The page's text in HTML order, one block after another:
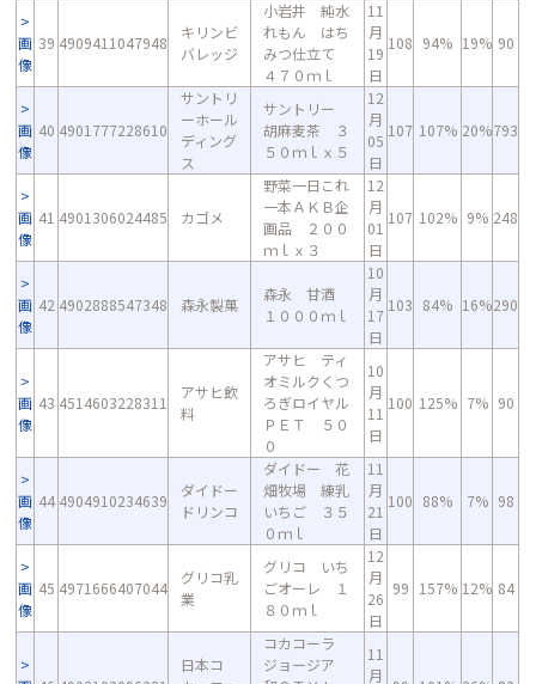
画
像
39 4909411047948
キリンビ
バレッジ
小岩井 純水
れもん はち
みつ仕立て
４７０ｍｌ
11
月
19
日
108 94% 19% 90
画
像
40 4901777228610
サントリ
ーホール
ディング
ス
サントリー
胡麻麦茶 ３
５０ｍｌｘ５
12
月
05
日
107 107% 20%793
画
像
41 4901306024485 カゴメ
野菜一日これ
一本ＡＫＢ企
画品 ２００
ｍｌｘ３
12
月
01
日
107 102% 9% 248
画
像
42 4902888547348 森永製菓
森永 甘酒
１０００ｍｌ
10
月
17
日
103 84% 16%290
画
像
43 4514603228311
アサヒ飲
料
アサヒ ティ
オミルクくつ
ろぎロイヤル
ＰＥＴ ５０
０
10
月
11
日
100 125% 7% 90
画
像
44 4904910234639
ダイドー
ドリンコ
ダイドー 花
畑牧場 練乳
いちご ３５
０ｍｌ
11
月
21
日
100 88% 7% 98
画
像
45 4971666407044
グリコ乳
業
グリコ いち
ごオーレ １
８０ｍｌ
12
月
26
日
99 157% 12% 84
日本コ
コカコーラ
ジョージア
11
月